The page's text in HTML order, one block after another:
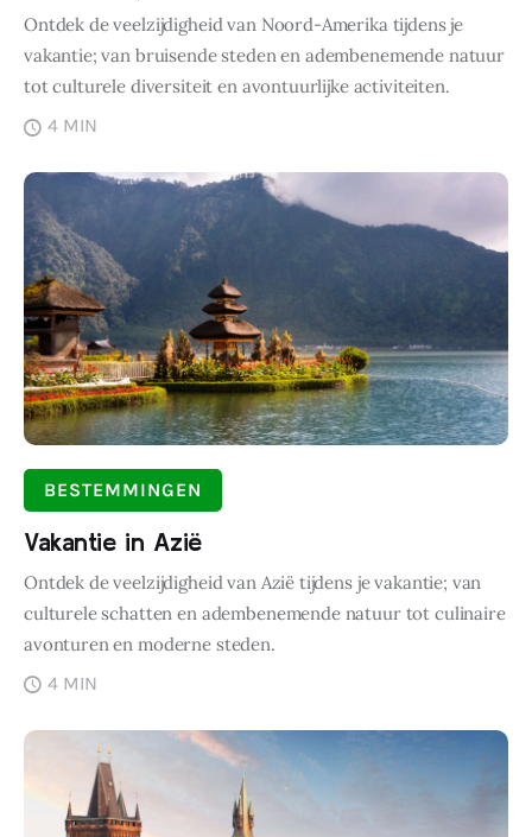
Ontdek de veelzijdigheid van Noord-Amerika tijdens je
vakantie; van bruisende steden en adembenemende natuur
tot culturele diversiteit en avontuurlijke activiteiten.
4 MIN
BESTEMMINGEN
Vakantie in Azië
Ontdek de veelzijdigheid van Azië tijdens je vakantie; van
culturele schatten en adembenemende natuur tot culinaire
avonturen en moderne steden.
4 MIN